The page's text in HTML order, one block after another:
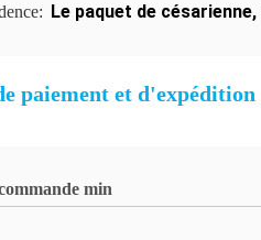
Le paquet de césarienne,
paiement et d'expédition
min